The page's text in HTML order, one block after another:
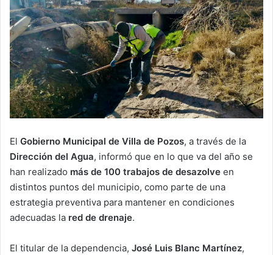
El Gobierno Municipal de Villa de Pozos, a través de la
Dirección del Agua, informó que en lo que va del año se
han realizado más de 100 trabajos de desazolve en
distintos puntos del municipio, como parte de una
estrategia preventiva para mantener en condiciones
adecuadas la red de drenaje.
El titular de la dependencia, José Luis Blanc Martínez,